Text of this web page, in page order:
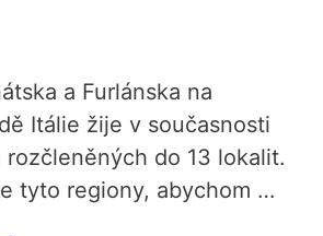
a Furlánska na
Itálie žije v současnosti
rozčleněných do 13 lokalit.
tyto regiony, abychom …